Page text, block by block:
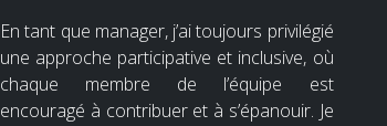
En tant que manager, j’ai toujours privilégié
une approche participative et inclusive, où
chaque membre de l’équipe est
encouragé à contribuer et à s’épanouir. Je